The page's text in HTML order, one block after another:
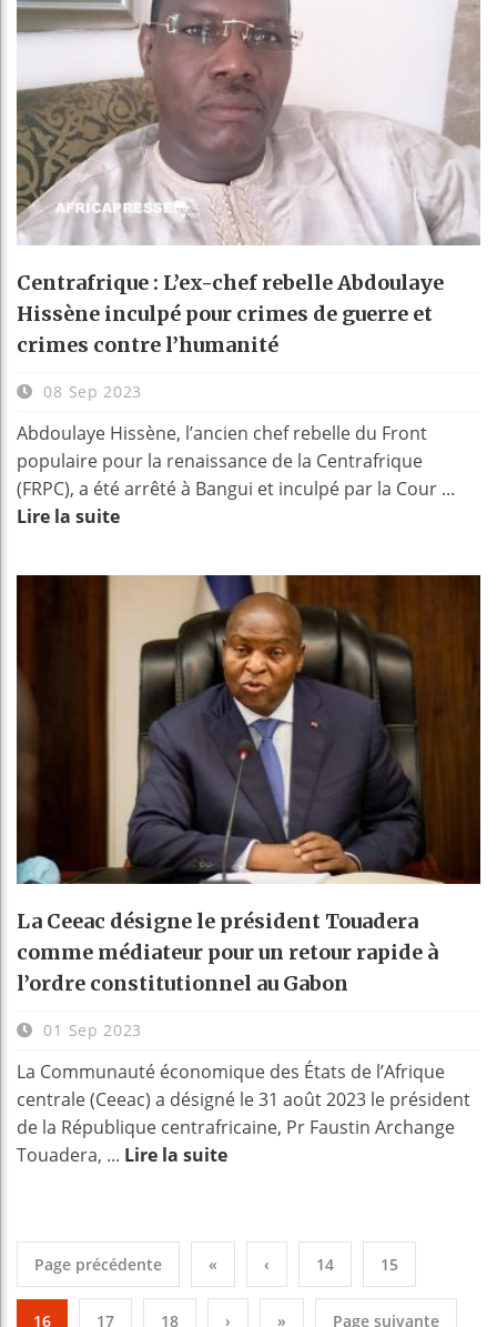
Centrafrique : L’ex-chef rebelle Abdoulaye
Hissène inculpé pour crimes de guerre et
crimes contre l’humanité
08 Sep 2023
Abdoulaye Hissène, l’ancien chef rebelle du Front
populaire pour la renaissance de la Centrafrique
(FRPC), a été arrêté à Bangui et inculpé par la Cour ...
Lire la suite
La Ceeac désigne le président Touadera
comme médiateur pour un retour rapide à
l’ordre constitutionnel au Gabon
01 Sep 2023
La Communauté économique des États de l’Afrique
centrale (Ceeac) a désigné le 31 août 2023 le président
de la République centrafricaine, Pr Faustin Archange
Touadera, ... Lire la suite
Page précédente « ‹ 14 15
16 17 18 › » Page suivante